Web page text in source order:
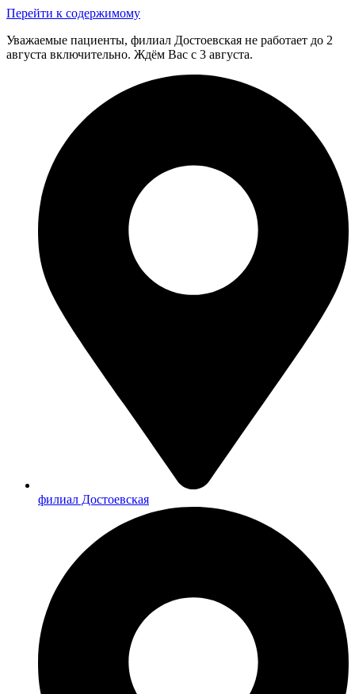
Перейти к содержимому
Уважаемые пациенты, филиал Достоевская не работает до 2
августа включительно. Ждём Вас с 3 августа.
филиал Достоевская